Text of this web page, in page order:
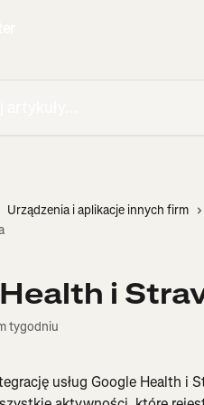
Urządzenia i aplikacje innych firm
i
tygodniu
usług Google Health i